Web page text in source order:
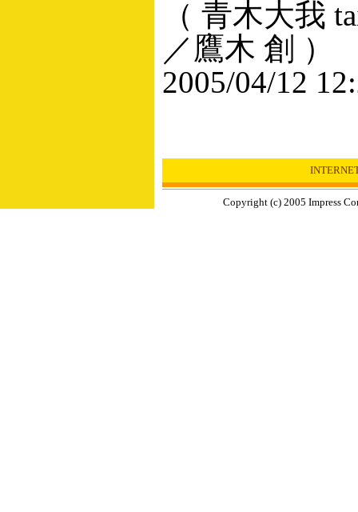
（ 青木大我
／鷹木 創 ）
2005/04/12
Copyright (c) 2005 Impress